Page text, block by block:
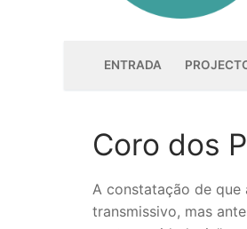
ENTRADA
Coro dos
A constatação de que
transmissivo, mas